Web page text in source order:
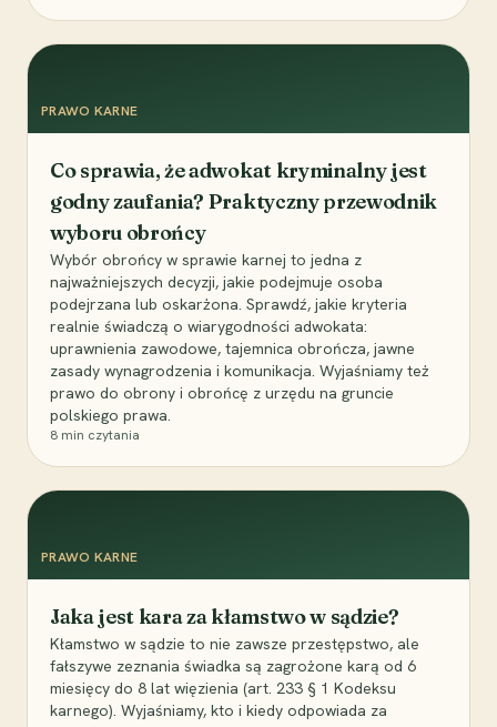
PRAWO KARNE
Co sprawia, że adwokat kryminalny jest
godny zaufania? Praktyczny przewodnik
wyboru obrońcy
Wybór obrońcy w sprawie karnej to jedna z
najważniejszych decyzji, jakie podejmuje osoba
podejrzana lub oskarżona. Sprawdź, jakie kryteria
realnie świadczą o wiarygodności adwokata:
uprawnienia zawodowe, tajemnica obrończa, jawne
zasady wynagrodzenia i komunikacja. Wyjaśniamy też
prawo do obrony i obrońcę z urzędu na gruncie
polskiego prawa.
8 min czytania
PRAWO KARNE
Jaka jest kara za kłamstwo w sądzie?
Kłamstwo w sądzie to nie zawsze przestępstwo, ale
fałszywe zeznania świadka są zagrożone karą od 6
miesięcy do 8 lat więzienia (art. 233 § 1 Kodeksu
karnego). Wyjaśniamy, kto i kiedy odpowiada za